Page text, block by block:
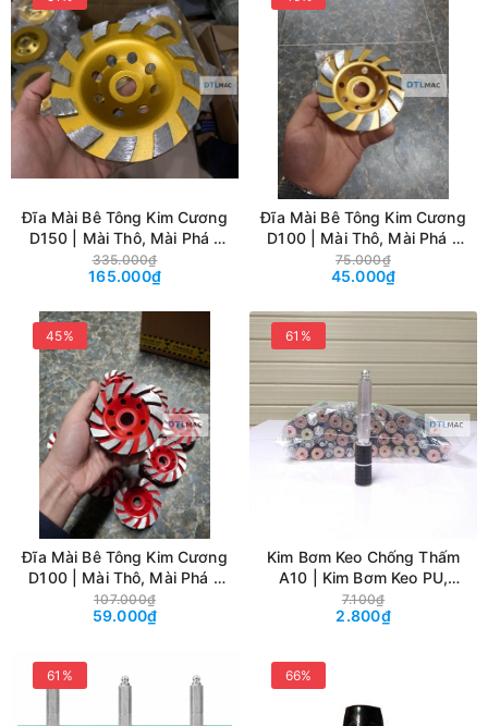
Đĩa Mài Bê Tông Kim Cương
D150 | Mài Thô, Mài Phá -
Màu Vàng
335.000₫
165.000₫
Đĩa Mài Bê Tông Kim Cương
D100 | Mài Thô, Mài Phá –
Màu Vàng L1
75.000₫
45.000₫
45%
Đĩa Mài Bê Tông Kim Cương
D100 | Mài Thô, Mài Phá –
Màu Đỏ
107.000₫
59.000₫
61%
Kim Bơm Keo Chống Thấm
A10 | Kim Bơm Keo PU,
Epoxy Xử Lý Nứt Bê Tông
7.100₫
2.800₫
61% 66%